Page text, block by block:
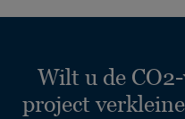
Wilt u de
project